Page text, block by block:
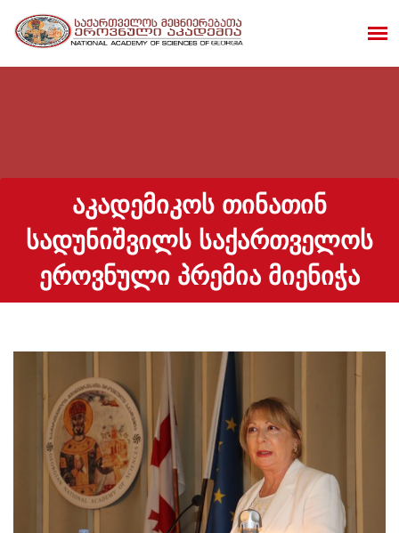
ᲐᲙᲐᲓᲔᲛᲘᲙᲝᲡ ᲗᲘᲜᲐᲗᲘᲜ
ᲡᲐᲓᲣᲜᲘᲨᲕᲘᲚᲡ ᲡᲐᲥᲐᲠᲗᲕᲔᲚᲝᲡ
ᲔᲠᲝᲕᲜᲣᲚᲘ ᲞᲠᲔᲛᲘᲐ ᲛᲘᲔᲜᲘᲭᲐ